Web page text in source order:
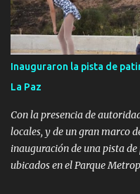
Inauguraron la pista de
La Paz
Con la presencia de
locales, y de un gran marco
inauguración de una pista
ubicados en el Parque